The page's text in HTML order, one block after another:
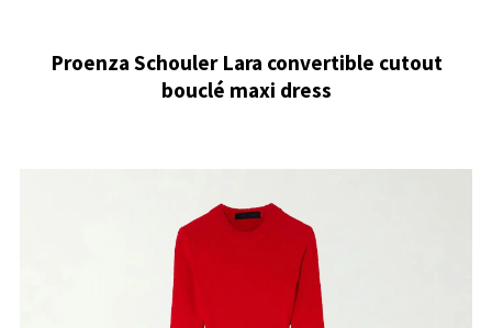
Proenza Schouler Lara convertible cutout
bouclé maxi dress